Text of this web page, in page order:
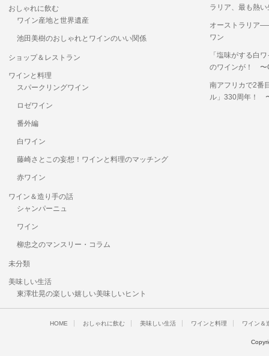
おしゃれに飲む
ワイン産地と世界遺産
池田美樹のおしゃれとワインのいい関係
ショップ＆レストラン
ワインと料理
スパークリングワイン
ロゼワイン
番外編
白ワイン
藤崎さとこの妄想！ワインと料理のマッチング
赤ワイン
ワイン＆造り手の話
シャンパーニュ
ワイン
柳忠之のマンスリー・コラム
未分類
美味しい生活
東澤壮晃の楽しい嬉しい美味しいヒント
ラリア、最も熱
オーストラリア
ワン
「塩味がする白
のワインが！ 〜
南アフリカで2番
ル」330周年！
HOME おしゃれに飲む 美味しい生活 ワインと料理 ワイン＆